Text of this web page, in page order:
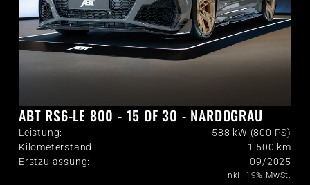
ABT RS6-LE 800 - 15 OF 30 - NARDOGRAU
Leistung:
588 kW (800 PS)
Kilometerstand:
1.500 km
Erstzulassung:
09/2025
inkl. 19% MwSt.